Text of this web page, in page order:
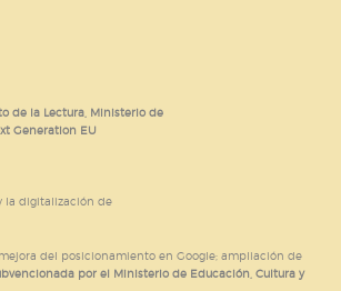
de la Lectura, Ministerio de
Generation EU
la digitalización de
del posicionamiento en Google; ampliación de
por el Ministerio de Educación, Cultura y